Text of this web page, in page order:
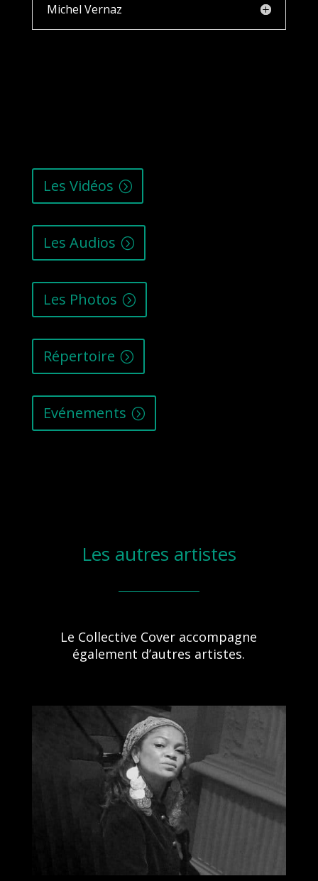
Michel Vernaz
Les Vidéos
Les Audios
Les Photos
Répertoire
Evénements
Les autres artistes
Le Collective Cover accompagne
également d’autres artistes.